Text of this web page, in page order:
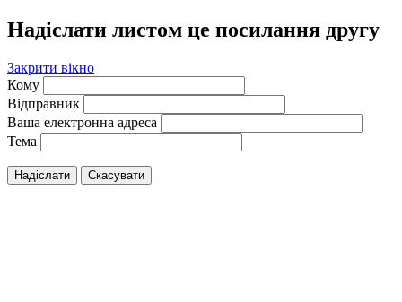
Надіслати листом це посилання другу
Закрити вікно
Кому
Відправник
Ваша електронна адреса
Тема
Надіслати Скасувати